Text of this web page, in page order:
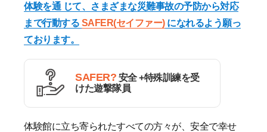
体験を通 じて、さまざまな災難事故の予防から対応
まで行動する SAFER(セイファー)になれるよう願っ
ております。
SAFER? 安全 +特殊訓練を受
けた遊撃隊員
体験館に立ち寄られたすべての方々が、安全で幸せ